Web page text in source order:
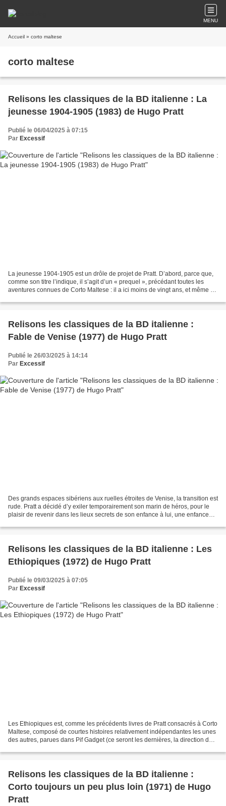
MENU
Accueil » corto maltese
corto maltese
Relisons les classiques de la BD italienne : La
jeunesse 1904-1905 (1983) de Hugo Pratt
Publié le 06/04/2025 à 07:15
Par Excessif
La jeunesse 1904-1905 est un drôle de projet de Pratt. D’abord, parce que,
comme son titre l’indique, il s’agit d’un « prequel », précédant toutes les
aventures connues de Corto Maltese : il a ici moins de vingt ans, et même si
Relisons les classiques de la BD italienne :
Fable de Venise (1977) de Hugo Pratt
Publié le 26/03/2025 à 14:14
Par Excessif
Des grands espaces sibériens aux ruelles étroites de Venise, la transition est
rude. Pratt a décidé d’y exiler temporairement son marin de héros, pour le
plaisir de revenir dans les lieux secrets de son enfance à lui, une enfance
Relisons les classiques de la BD italienne : Les
Ethiopiques (1972) de Hugo Pratt
Publié le 09/03/2025 à 07:05
Par Excessif
Les Ethiopiques est, comme les précédents livres de Pratt consacrés à Corto
Maltese, composé de courtes histoires relativement indépendantes les unes
des autres, parues dans Pif Gadget (ce seront les dernières, la direction de
Relisons les classiques de la BD italienne :
Corto toujours un peu plus loin (1971) de Hugo
Pratt